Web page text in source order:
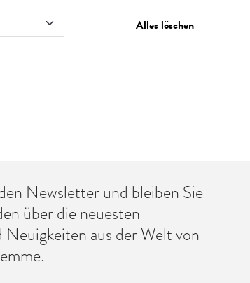
Alles löschen
Newsletter und bleiben Sie
über die neuesten
Neuigkeiten aus der Welt von